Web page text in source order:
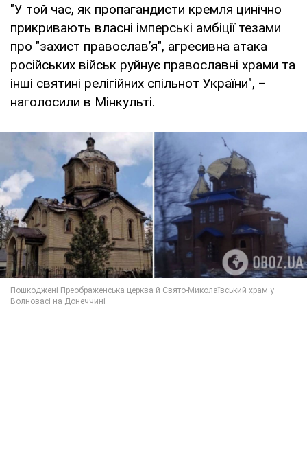
"У той час, як пропагандисти кремля цинічно
прикривають власні імперські амбіції тезами
про "захист православ’я", агресивна атака
російських військ руйнує православні храми та
інші святині релігійних спільнот України", –
наголосили в Мінкульті.